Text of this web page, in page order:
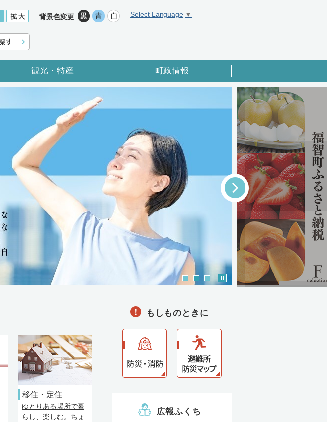
背景色変更 Select Language ▼
観光・特産 町政情報
Next
Stop
移住・定住
ゆとりある場所で暮
らし、楽しむ。ちょ
もしものときに
広報ふくち